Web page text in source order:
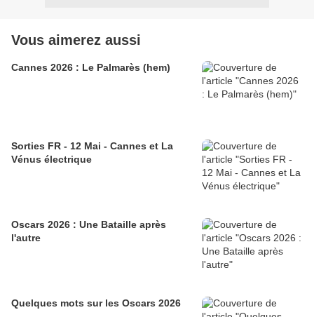
Vous aimerez aussi
Cannes 2026 : Le Palmarès (hem)
Sorties FR - 12 Mai - Cannes et La
Vénus électrique
Oscars 2026 : Une Bataille après
l'autre
Quelques mots sur les Oscars 2026